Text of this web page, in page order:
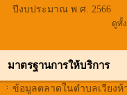
ปีงบประมาณ พ.ศ. 2566
ดูทั้
มาตรฐานการให้บริการ
ข้อมูลตลาดในตำบลเวียงห้